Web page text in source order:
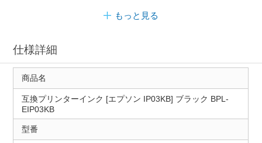
もっと見る
仕様詳細
商品名
互換プリンターインク [エプソン IP03KB] ブラック BPL-
EIP03KB
型番